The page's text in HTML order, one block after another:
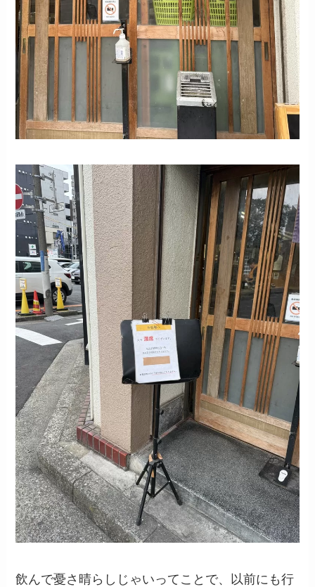
飲んで憂さ晴らしじゃいってことで、以前にも行